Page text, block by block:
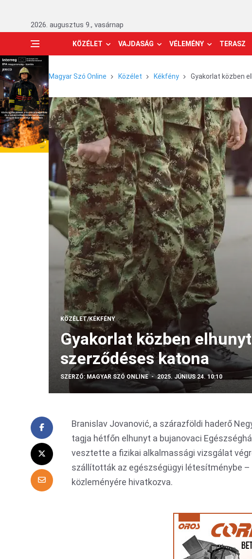
2026. augusztus 9., vasárnap
KÖZÉLET VAJDASÁG VÉLEMÉNY TERASZ
Magyar Szó Online Közélet Kékfény Gyakorlat közben
KÖZÉLET/KÉKFÉNY
Gyakorlat közben
szerződéses katona
SZERZŐ: MAGYAR SZÓ ONLINE 2025. JÚNIUS 24. 10:10
Branislav Jovanović, a szárazföldi haderő
tagja hétfőn elhunyt a bujanovaci
vesztette a fizikai alkalmassági vizsgálat
szállították az egészségügyi létesítménybe –
közleményére hivatkozva.